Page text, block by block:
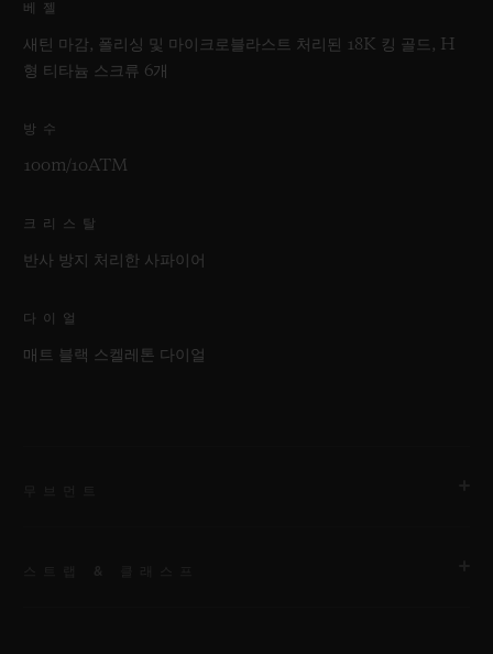
베젤
새틴 마감, 폴리싱 및 마이크로블라스트 처리된 18K 킹 골드, H
형 티타늄 스크류 6개
방수
100m/10ATM
크리스탈
반사 방지 처리한 사파이어
다이얼
매트 블랙 스켈레톤 다이얼